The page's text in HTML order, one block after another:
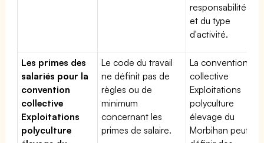
responsabilité
et du type
d'activité.
Les primes des
salariés pour la
convention
collective
Exploitations
polyculture
Le code du travail
ne définit pas de
règles ou de
minimum
concernant les
primes de salaire.
La convention
collective
Exploitations
polyculture
élevage du
Morbihan peut